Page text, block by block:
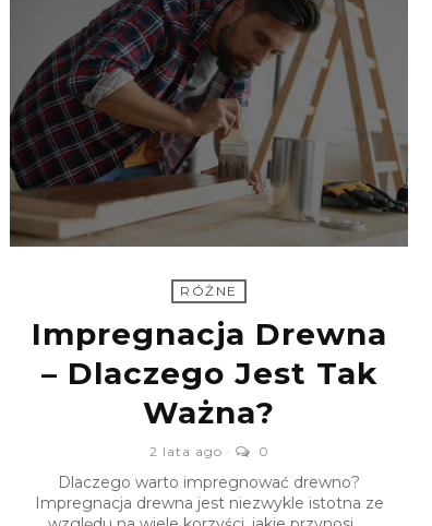
RÓŻNE
Impregnacja Drewna
– Dlaczego Jest Tak
Ważna?
2 lata ago 0
Dlaczego warto impregnować drewno?
Impregnacja drewna jest niezwykle istotna ze